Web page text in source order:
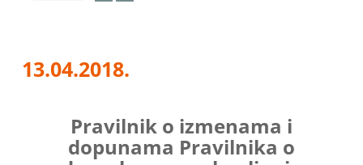
13.04.2018.
Pravilnik o izmenama i
dopunama Pravilnika o